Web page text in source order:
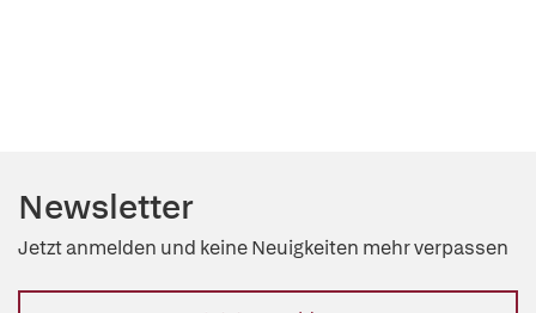
Newsletter
Jetzt anmelden und keine Neuigkeiten mehr verpassen